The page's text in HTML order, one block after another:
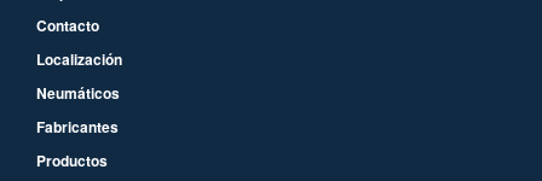
Contacto
Localización
Neumáticos
Fabricantes
Productos